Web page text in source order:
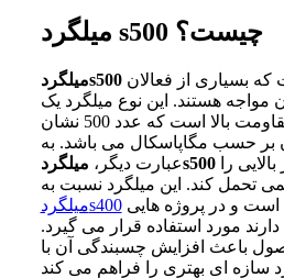
میلگرد s500 چیست؟
بسیاری از فعالان
هستند. این نوع میلگرد یک
محصول فولادی با مقاومت بالا است که عدد 500 نشان
بر حسب مگاپاسکال می باشد. به
عبارت دیگر،میلگردs500می تواند تنش های بسیار بالایی را
تحمل کند. این میلگرد نسبت به
میلگردs400دارای استحکام بیشتری است و در پروژه هایی
دارند مورد استفاده قرار می گیرد.
باعث افزایش چسبندگی آن با